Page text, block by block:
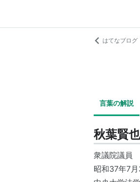
はてなブログ
言葉の解説
秋葉賢也
衆議院議員
昭和37年7